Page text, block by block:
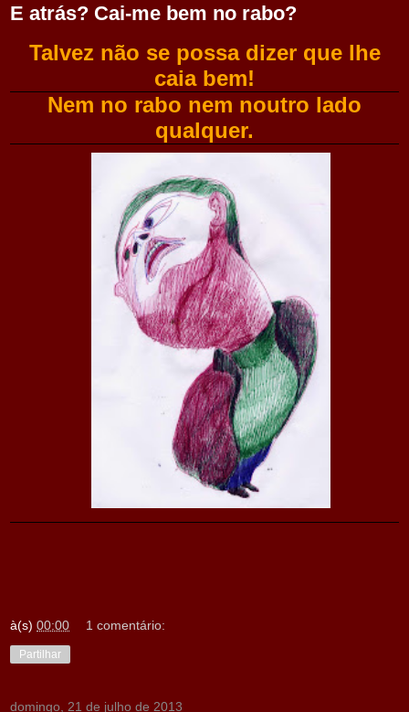
E atrás? Cai-me bem no rabo?
Talvez não se possa dizer que lhe
caia bem!
Nem no rabo nem noutro lado
qualquer.
à(s) 00:00 1 comentário:
Partilhar
domingo, 21 de julho de 2013